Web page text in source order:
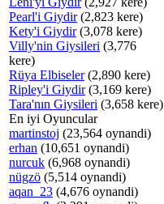
Pearl'i Giydir(2,823 kere)
Kety'i Giydir(3,078 kere)
Villy'nin Giysileri (3,776
kere)
Rüya Elbiseler(2,890 kere)
Ripley'i Giydir(3,169 kere)
Tara'nın Giysileri (3,658 kere)
En iyi Oyuncular
martinstoj (23,564 oynandi)
erhan (10,651 oynandi)
nurcuk (6,968 oynandi)
nügzö (5,514 oynandi)
aqan_23 (4,676 oynandi)